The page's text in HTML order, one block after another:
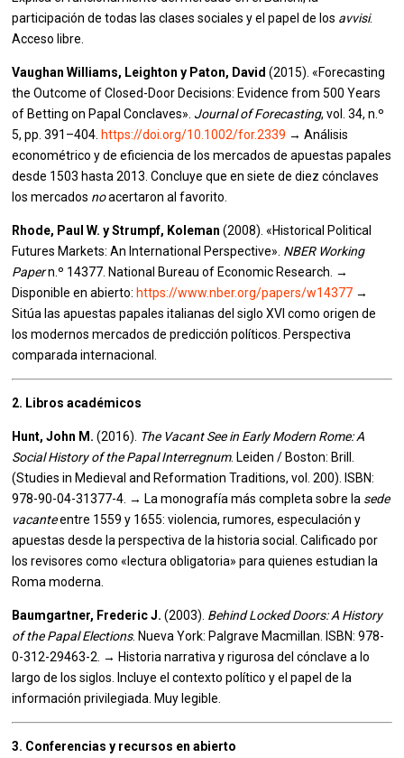
participación de todas las clases sociales y el papel de los avvisi.
Acceso libre.
Vaughan Williams, Leighton y Paton, David (2015). «Forecasting
the Outcome of Closed-Door Decisions: Evidence from 500 Years
of Betting on Papal Conclaves». Journal of Forecasting, vol. 34, n.º
5, pp. 391–404. https://doi.org/10.1002/for.2339 → Análisis
econométrico y de eficiencia de los mercados de apuestas papales
desde 1503 hasta 2013. Concluye que en siete de diez cónclaves
los mercados noacertaron al favorito.
Rhode, Paul W. y Strumpf, Koleman (2008). «Historical Political
Futures Markets: An International Perspective». NBER Working
Papern.º 14377. National Bureau of Economic Research. →
Disponible en abierto: https://www.nber.org/papers/w14377 →
Sitúa las apuestas papales italianas del siglo XVI como origen de
los modernos mercados de predicción políticos. Perspectiva
comparada internacional.
2. Libros académicos
Hunt, John M. (2016). The Vacant See in Early Modern Rome: A
Social History of the Papal Interregnum. Leiden / Boston: Brill.
(Studies in Medieval and Reformation Traditions, vol. 200). ISBN:
978-90-04-31377-4. → La monografía más completa sobre la sede
vacanteentre 1559 y 1655: violencia, rumores, especulación y
apuestas desde la perspectiva de la historia social. Calificado por
los revisores como «lectura obligatoria» para quienes estudian la
Roma moderna.
Baumgartner, Frederic J. (2003). Behind Locked Doors: A History
of the Papal Elections. Nueva York: Palgrave Macmillan. ISBN: 978-
0-312-29463-2. → Historia narrativa y rigurosa del cónclave a lo
largo de los siglos. Incluye el contexto político y el papel de la
información privilegiada. Muy legible.
3. Conferencias y recursos en abierto